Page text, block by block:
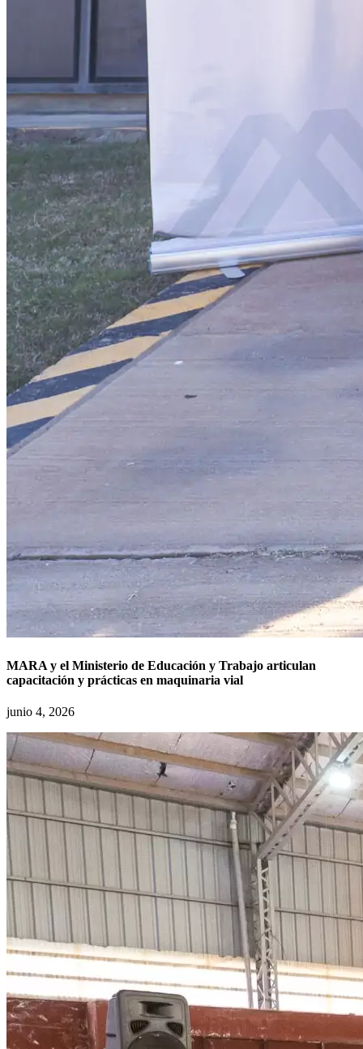
MARA y el Ministerio de Educación y Trabajo articulan
capacitación y prácticas en maquinaria vial
junio 4, 2026